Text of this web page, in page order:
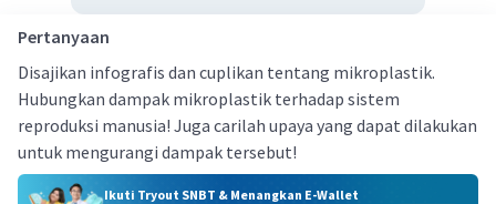
Pertanyaan
Disajikan infografis dan cuplikan tentang mikroplastik.
Hubungkan dampak mikroplastik terhadap sistem
reproduksi manusia! Juga carilah upaya yang dapat dilakukan
untuk mengurangi dampak tersebut!
Ikuti Tryout SNBT & Menangkan E-Wallet